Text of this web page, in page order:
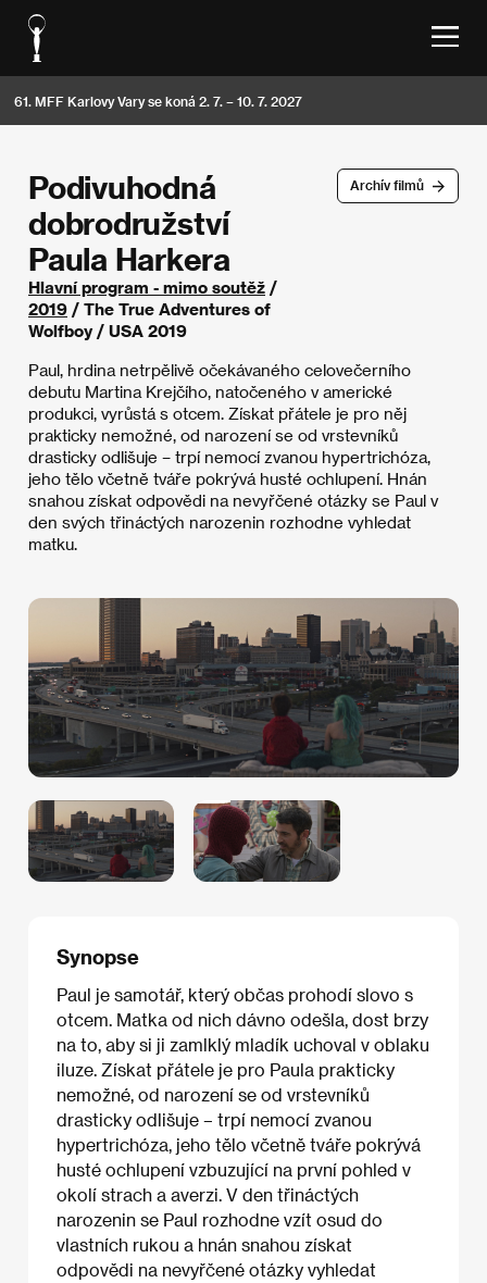
61. MFF Karlovy Vary se koná 2. 7. – 10. 7. 2027
Archív filmů
Podivuhodná
dobrodružství
Paula Harkera
Hlavní program - mimo soutěž /
2019 / The True Adventures of
Wolfboy / USA 2019
Paul, hrdina netrpělivě očekávaného celovečerního
debutu Martina Krejčího, natočeného v americké
produkci, vyrůstá s otcem. Získat přátele je pro něj
prakticky nemožné, od narození se od vrstevníků
drasticky odlišuje – trpí nemocí zvanou hypertrichóza,
jeho tělo včetně tváře pokrývá husté ochlupení. Hnán
snahou získat odpovědi na nevyřčené otázky se Paul v
den svých třináctých narozenin rozhodne vyhledat
matku.
Synopse
Paul je samotář, který občas prohodí slovo s
otcem. Matka od nich dávno odešla, dost brzy
na to, aby si ji zamlklý mladík uchoval v oblaku
iluze. Získat přátele je pro Paula prakticky
nemožné, od narození se od vrstevníků
drasticky odlišuje – trpí nemocí zvanou
hypertrichóza, jeho tělo včetně tváře pokrývá
husté ochlupení vzbuzující na první pohled v
okolí strach a averzi. V den třináctých
narozenin se Paul rozhodne vzít osud do
vlastních rukou a hnán snahou získat
odpovědi na nevyřčené otázky vyhledat